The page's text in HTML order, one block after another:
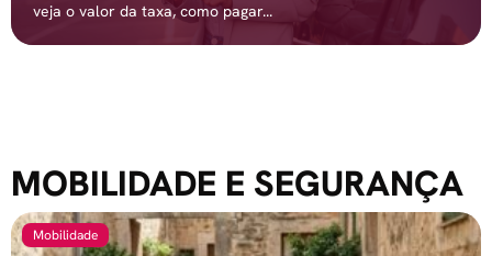
veja o valor da taxa, como pagar...
MOBILIDADE E SEGURANÇA
Mobilidade